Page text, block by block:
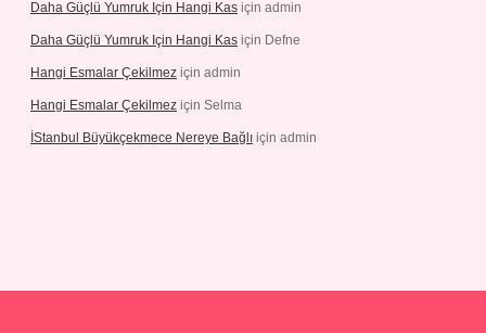
Daha Güçlü Yumruk Için Hangi Kas için admin
Daha Güçlü Yumruk Için Hangi Kas için Defne
Hangi Esmalar Çekilmez için admin
Hangi Esmalar Çekilmez için Selma
İStanbul Büyükçekmece Nereye Bağlı için admin